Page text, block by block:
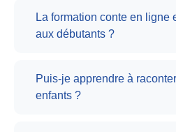
La formation conte en ligne
aux débutants ?
Puis-je apprendre à
enfants ?